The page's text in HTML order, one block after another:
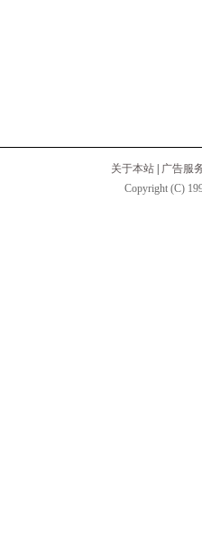
关于本站
广告服
Copyright (C)